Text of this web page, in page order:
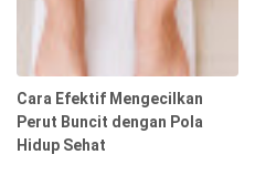
Cara Efektif Mengecilkan
Perut Buncit dengan Pola
Hidup Sehat